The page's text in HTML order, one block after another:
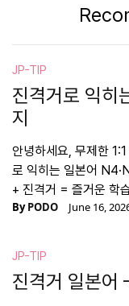
JP-TIP
진격거로 익히
지
안녕하세요, 무제한
로 익히는 일본어
+ 진격거 = 즐거운 학
ByPODO June 16,
JP-TIP
진격거 일본어